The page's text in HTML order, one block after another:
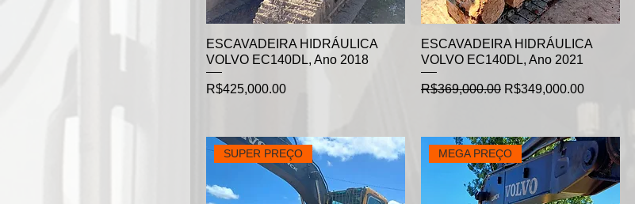
ESCAVADEIRA HIDRÁULICA
VOLVO EC140DL, Ano 2018
Price
R$425,000.00
ESCAVADEIRA HIDRÁULICA
VOLVO EC140DL, Ano 2021
Regular Price
R$369,000.00 Sale Price
R$349,000.00
SUPER PREÇO MEGA PREÇO